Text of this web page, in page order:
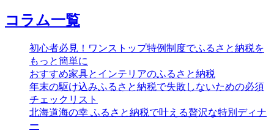
コラム一覧
初心者必見！ワンストップ特例制度でふるさと納税を
もっと簡単に
おすすめ家具とインテリアのふるさと納税
年末の駆け込みふるさと納税で失敗しないための必須
チェックリスト
北海道海の幸 ふるさと納税で叶える贅沢な特別ディナ
ー